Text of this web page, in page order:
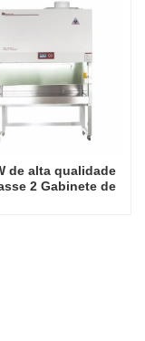
de alta qualidade
2 Gabinete de